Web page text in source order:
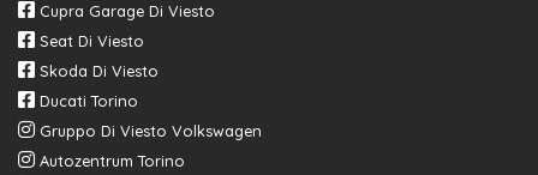
Cupra Garage Di Viesto
Seat Di Viesto
Skoda Di Viesto
Ducati Torino
Gruppo Di Viesto Volkswagen
Autozentrum Torino